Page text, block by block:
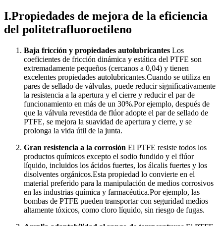
I.Propiedades de mejora de la eficiencia
del politetrafluoroetileno
Baja fricción y propiedades autolubricantes Los
coeficientes de fricción dinámica y estática del PTFE son
extremadamente pequeños (cercanos a 0,04) y tienen
excelentes propiedades autolubricantes.Cuando se utiliza en
pares de sellado de válvulas, puede reducir significativamente
la resistencia a la apertura y el cierre y reducir el par de
funcionamiento en más de un 30%.Por ejemplo, después de
que la válvula revestida de flúor adopte el par de sellado de
PTFE, se mejora la suavidad de apertura y cierre, y se
prolonga la vida útil de la junta.
Gran resistencia a la corrosión El PTFE resiste todos los
productos químicos excepto el sodio fundido y el flúor
líquido, incluidos los ácidos fuertes, los álcalis fuertes y los
disolventes orgánicos.Esta propiedad lo convierte en el
material preferido para la manipulación de medios corrosivos
en las industrias química y farmacéutica.Por ejemplo, las
bombas de PTFE pueden transportar con seguridad medios
altamente tóxicos, como cloro líquido, sin riesgo de fugas.